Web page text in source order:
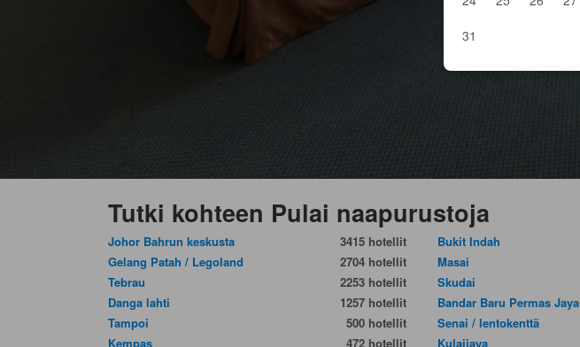
31
Tutki kohteen Pulai naapurustoja
Johor Bahrun keskusta
3415 hotellit
Gelang Patah / Legoland
2704 hotellit
Tebrau
2253 hotellit
Danga lahti
1257 hotellit
Tampoi
500 hotellit
Kempas
472 hotellit
Bukit Indah
Masai
Skudai
Bandar Baru Permas Jaya
Senai / lentokenttä
Kulaijaya